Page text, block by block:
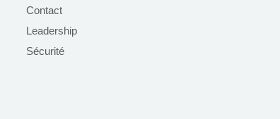
Contact
Leadership
Sécurité